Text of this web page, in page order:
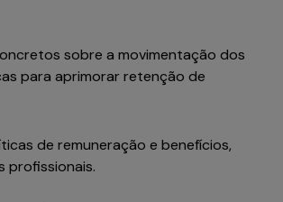
sobre a movimentação dos
para aprimorar retenção de
de remuneração e benefícios,
profissionais.